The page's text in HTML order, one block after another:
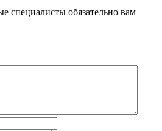
специалисты обязательно вам